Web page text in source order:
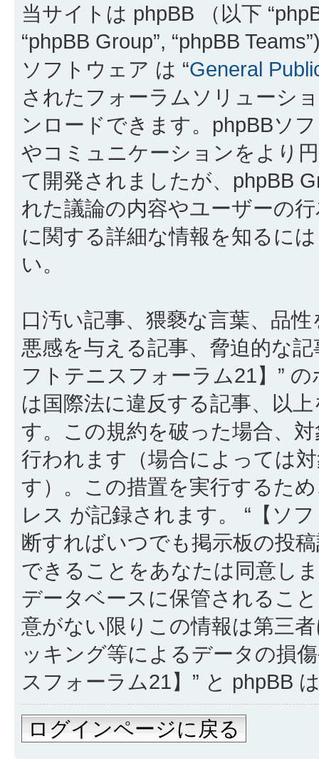
当サイトは phpBB （以下
“phpBB Group”, “phpBB
ソフトウェア は “General
されたフォーラムソリューシ
ンロードできます。phpBBソ
やコミュニケーションをより
て開発されましたが、phpBB
れた議論の内容やユーザーの
に関する詳細な情報を知るに
い。
口汚い記事、猥褻な言葉、品
悪感を与える記事、脅迫的な
フトテニスフォーラム21】”
は国際法に違反する記事、以
す。この規約を破った場合、
行われます（場合によっては
す）。この措置を実行するた
レス が記録されます。 “【ソ
断すればいつでも掲示板の投
できることをあなたは同意し
データベースに保管されるこ
意がない限りこの情報は第三
ッキング等によるデータの損
スフォーラム21】” と phpBB
ログインページに戻る